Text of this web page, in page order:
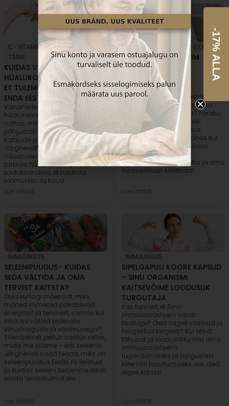
C-VITAMIIN D-VITAMIIN
,
TSINK
KUIDAS VÕTTA
HÜALUROONHAPET ÕIGESTI,
ET TULEMUSED RÄÄGIKSID
ENDA EEST?
Vananedes väheneb
hüaluroonhappe tootmine
nahas, mis omakorda
põhjustab peenikeste joonte,
kortsude ja naha kuivuse teket.
Järgnevalt jagame kasulikke
nõuandeid, kuidas õigesti
tarbida hüaluroonhapet
toidulisandina, et nautida
loomulikku ilu kaua.
Loe artiklit
D-VITAMIIN SILMAD
KUIDAS VALIDA PARIM
HÜALUROONHAPE
NOORUSLIKKUSE
SÄILITAMISEKS?
Kes meist ei sooviks säilitada
nooruslikku välimust ja head
tervist võimalikult kaua? Paraku
on vananemine loomulik
protsess, mis toob kaasa
mitmeid muutusi nii nahas kui
kehas tervikuna. Loe, kuidas
vananemise märke
enesekindlalt vastu võtta ja oma
nooruslikkust säilitada!
Loe artiklit
IMMUUNSUS
SELEENIPUUDUS– KUIDAS
SEDA VÄLTIDA JA OMA
TERVIST KAITSTA?
Oled kunagi mõelnud, miks
mõned inimesed pakatavad
energiast ja tervisest, samas kui
sina ise võitled pidevate
viirushaiguste ja väsimusega?
Tõenäoliselt peitub vastus selles,
mida me sööme – eriti seleenis.
Järgnevalt saad teada, miks on
seleenipuudus Eestis nii levinud
ja kuidas seleeni tarbimine aitab
elada tervislikumat elu.
Loe artiklit
IMMUUNSUS
SIPELGAPUU KOORE KAPSLID
– SINU ORGANISMI
KAITSEVÕIME LOODUSLIK
TURGUTAJA
Kas tunned, et Sinu
immuunsüsteem vajab
lisatuge? Oled sageli väsinud ja
haigestud kergesti? Kui otsid
tõhusat ja looduslikku viisi oma
immuunsüsteemi
tugevdamiseks ja haigustest
kiiremini taastumiseks, siis oled
õiges kohas!
Loe artiklit
-17% ALLA